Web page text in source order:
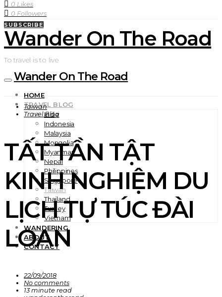
0 Likes
0 Followers
SUBSCRIBE
Wander On The Road
To travel is to live
Wander On The Road
HOME
TRAVEL BLOG
India
Indonesia
Malaysia
Mongolia
Myanmar
Nepal
Philippines
Singapore
Taiwan
Thailand
Turkey
Vietnam
WANDERING
ABOUT
CONTACT
Taiwan
Travel Blog
TẤT TẦN TẬT
KINH NGHIỆM DU
LỊCH TỰ TÚC ĐÀI
LOAN
22/09/2018
No comments
13 minute read